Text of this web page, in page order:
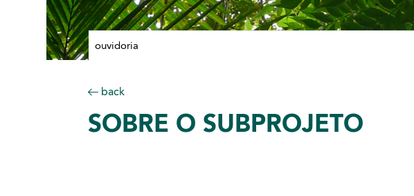
ouvidoria
back
SOBRE O SUBPROJETO